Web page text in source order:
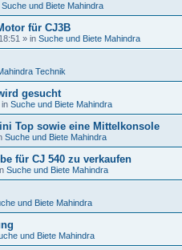
Suche und Biete Mahindra
für CJ3B
» in Suche und Biete Mahindra
Technik
gesucht
in Suche und Biete Mahindra
Top sowie eine Mittelkonsole
Suche und Biete Mahindra
für CJ 540 zu verkaufen
Suche und Biete Mahindra
und Biete Mahindra
und Biete Mahindra